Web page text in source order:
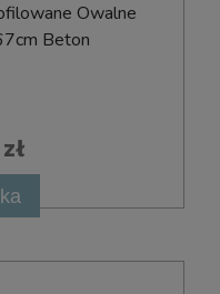
Owalne
Beton